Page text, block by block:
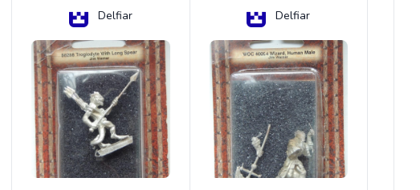
Delfiar Delfiar